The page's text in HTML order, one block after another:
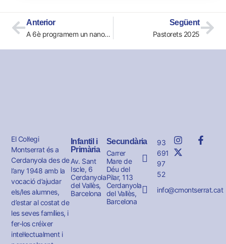
Anterior
A 6è programem un nanorobot
Següent
Pastorets 2025
El Col·legi
Montserrat és a
Cerdanyola des de
l’any 1948 amb la
vocació d’ajudar
els/les alumnes,
d’estar al costat de
les seves famílies, i
fer-los créixer
intel·lectualment i
Infantil i
Primària
Av. Sant
Iscle, 6
Cerdanyola
del Vallès,
Barcelona
Secundària
Carrer
Mare de
Déu del
Pilar, 113
Cerdanyola
del Vallès,
Barcelona
93
691
97
52
info@cmontserrat.cat